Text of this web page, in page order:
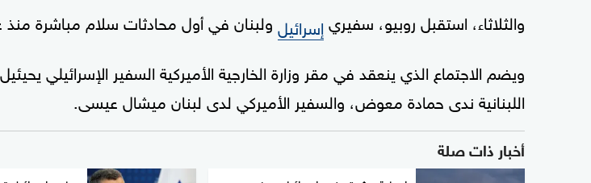
والثلاثاء، استقبل روبيو، سفيري إسرائيل ولبنان في أول محادثات سلام مباشرة
ويضم الاجتماع الذي ينعقد في مقر وزارة الخارجية الأميركية السفير الإسرائيلي
اللبنانية ندى حمادة معوض، والسفير الأميركي لدى لبنان ميشال عيسى.
أخبار ذات صلة